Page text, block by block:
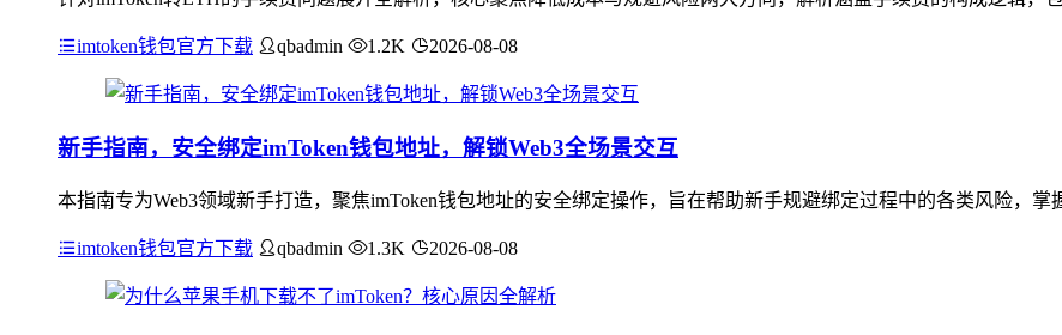
imtoken钱包官方下载 qbadmin 1.2K 2026-08-08
新手指南，安全绑定imToken钱包地址，解锁Web3全场景交互
本指南专为Web3领域新手打造，聚焦imToken钱包地址的安全绑定操作，旨在帮助新手规避绑定过程中的各类风险，
imtoken钱包官方下载 qbadmin 1.3K 2026-08-08